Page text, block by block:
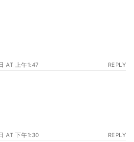
AT 上午1:47 REPLY
AT 下午1:30 REPLY